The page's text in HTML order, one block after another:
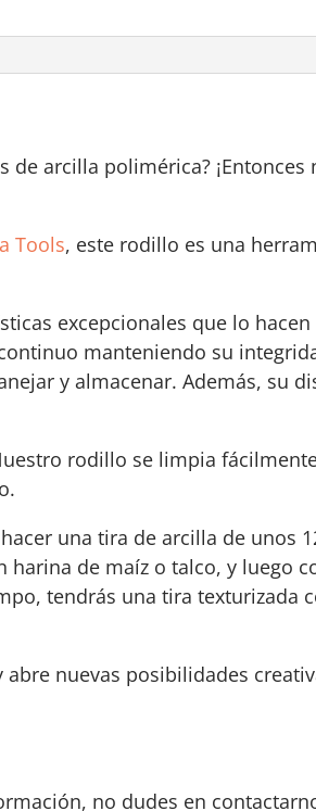
arcilla polimérica?
Tools, este rodillo es una
excepcionales que lo
manteniendo su
y almacenar. Además, su
rodillo se limpia
una tira de arcilla de unos
de maíz o talco, y luego
tendrás una tira
nuevas posibilidades
no dudes en